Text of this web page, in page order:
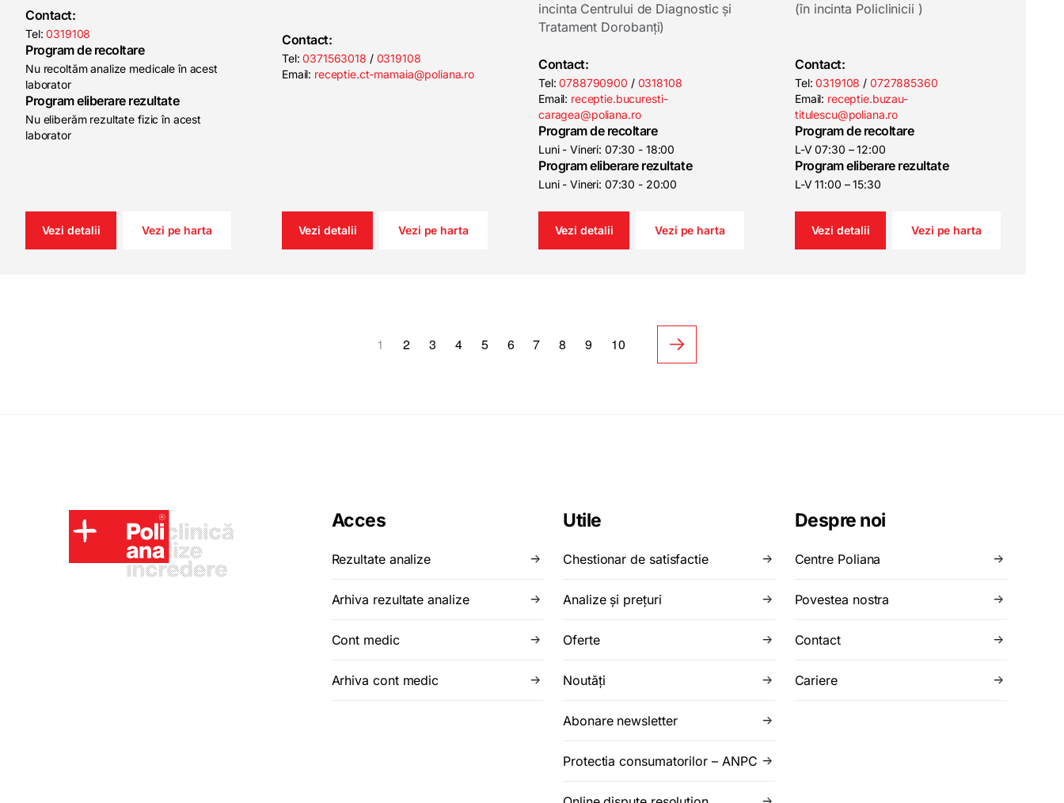
Contact:
Tel:0319108
Program de recoltare
Nu recoltăm analize medicale în acest
laborator
Program eliberare rezultate
Nu eliberăm rezultate fizic în acest
laborator
Vezi detalii Vezi pe harta
Contact:
Tel:0371563018 / 0319108
Email: receptie.ct-mamaia@poliana.ro
Vezi detalii Vezi pe harta
incinta Centrului de Diagnostic și
Tratament Dorobanți)
Contact:
Tel:0788790900 / 0318108
Email: receptie.bucuresti-
caragea@poliana.ro
Program de recoltare
Luni - Vineri: 07:30 - 18:00
Program eliberare rezultate
Luni - Vineri: 07:30 - 20:00
Vezi detalii Vezi pe harta
(în incinta Policlinicii )
Contact:
Tel:0319108 / 0727885360
Email: receptie.buzau-
titulescu@poliana.ro
Program de recoltare
L-V 07:30 – 12:00
Program eliberare rezultate
L-V 11:00 – 15:30
Vezi detalii Vezi pe harta
1 2 3 4 5 6 7 8 9 10
Acces
Rezultate analize
Arhiva rezultate analize
Cont medic
Arhiva cont medic
Utile
Chestionar de satisfactie
Analize şi preţuri
Oferte
Noutăţi
Abonare newsletter
Protectia consumatorilor – ANPC
Despre noi
Centre Poliana
Povestea nostra
Contact
Cariere